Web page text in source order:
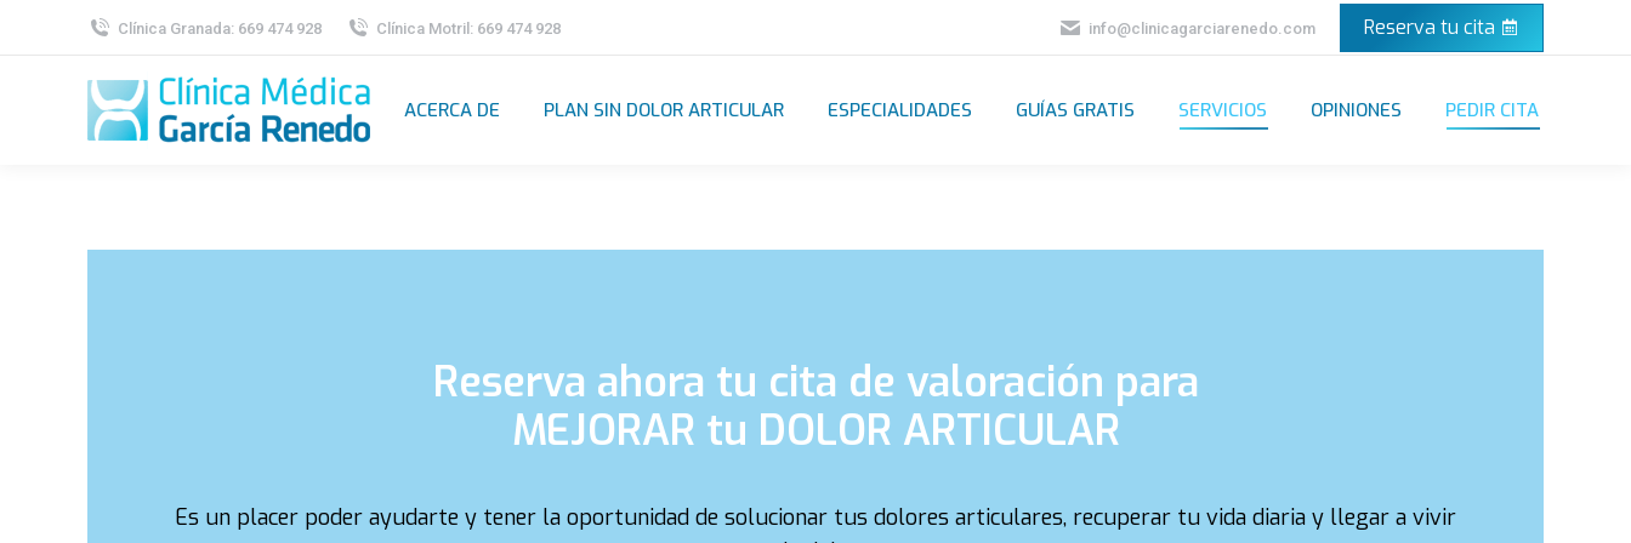
Clínica Granada: 669 474 928 Clínica Motril: 669 474 928 info@clinicagarciarenedo.com Reserva tu cita
ACERCA DE PLAN SIN DOLOR ARTICULAR ESPECIALIDADES GUÍAS GRATIS SERVICIOS OPINIONES PEDIR CITA
Reserva ahora tu cita de valoración para
MEJORAR tu DOLOR ARTICULAR
Es un placer poder ayudarte y tener la oportunidad de solucionar tus dolores articulares, recuperar tu vida diaria y llegar a vivir